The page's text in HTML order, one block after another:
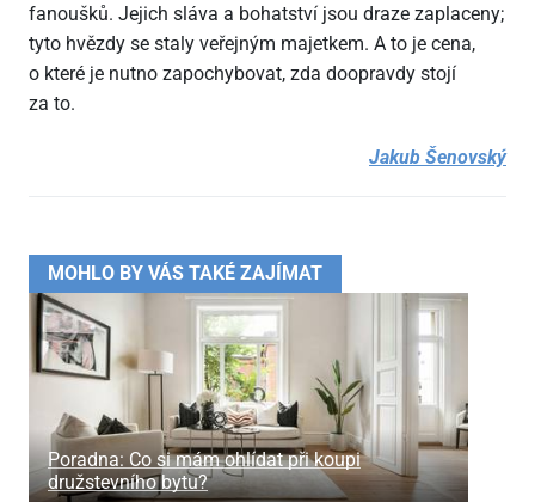
fanoušků. Jejich sláva a bohatství jsou draze zaplaceny;
tyto hvězdy se staly veřejným majetkem. A to je cena,
o které je nutno zapochybovat, zda doopravdy stojí
za to.
Jakub Šenovský
MOHLO BY VÁS TAKÉ ZAJÍMAT
Poradna: Co si mám ohlídat při koupi
družstevního bytu?